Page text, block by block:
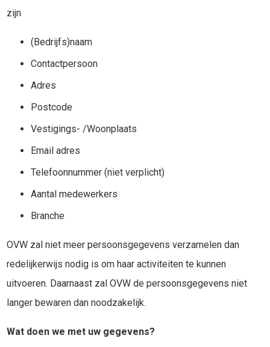
zijn
(Bedrijfs)naam
Contactpersoon
Adres
Postcode
Vestigings- /Woonplaats
Email adres
Telefoonnummer (niet verplicht)
Aantal medewerkers
Branche
OVW zal niet meer persoonsgegevens verzamelen dan
redelijkerwijs nodig is om haar activiteiten te kunnen
uitvoeren. Daarnaast zal OVW de persoonsgegevens niet
langer bewaren dan noodzakelijk.
Wat doen we met uw gegevens?